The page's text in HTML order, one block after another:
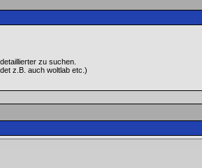
zu suchen.
z.B. auch woltlab etc.)